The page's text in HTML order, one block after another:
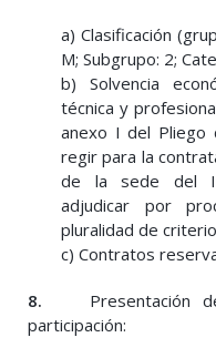
a) Clasificación
M; Subgrupo: 2;
b) Solvencia
técnica y
anexo I del Pliego
regir para la
de la sede del
adjudicar por
pluralidad de
c) Contratos
8.
Presentación
participación: